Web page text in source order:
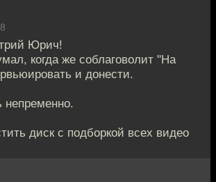
Юрич!
когда же соблаговолит "На
и донести.
непременно.
диск с подборкой всех видео